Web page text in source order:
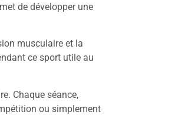
de développer une
musculaire et la
ce sport utile au
Chaque séance,
ou simplement